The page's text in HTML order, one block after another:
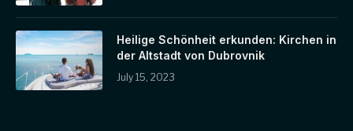
Heilige Schönheit erkunden: Kirchen in
der Altstadt von Dubrovnik
July 15, 2023